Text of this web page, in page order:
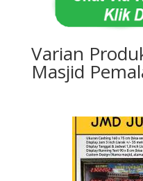
Varian
Masjid